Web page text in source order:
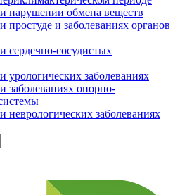
нарушении обмена веществ
простуде и заболеваниях органов
сердечно-сосудистых
урологических заболеваниях
заболеваниях опорно-
неврологических заболеваниях